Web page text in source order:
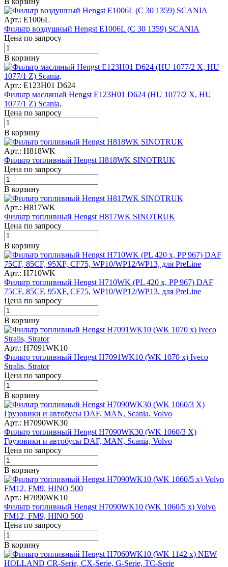
Арт.: E1006L
Фильтр воздушный Hengst E1006L (C 30 1359) SCANIA
Цена по запросу
В корзину
Арт.: E123H01 D624
Фильтр масляный Hengst E123H01 D624 (HU 1077/2 X, HU
1077/1 Z) Scania,
Цена по запросу
В корзину
Арт.: H818WK
Фильтр топливный Hengst H818WK SINOTRUK
Цена по запросу
В корзину
Арт.: H817WK
Фильтр топливный Hengst H817WK SINOTRUK
Цена по запросу
В корзину
Арт.: H710WK
Фильтр топливный Hengst H710WK (PL 420 x, PP 967) DAF
75CF, 85CF, 95XF, CF75, WP10/WP12/WP13, для PreLine
Цена по запросу
В корзину
Арт.: H7091WK10
Фильтр топливный Hengst H7091WK10 (WK 1070 x) Iveco
Stralis, Strator
Цена по запросу
В корзину
Арт.: H7090WK30
Фильтр топливный Hengst H7090WK30 (WK 1060/3 X)
Грузовики и автобусы DAF, MAN, Scania, Volvo
Цена по запросу
В корзину
Арт.: H7090WK10
Фильтр топливный Hengst H7090WK10 (WK 1060/5 x) Volvo
FM12, FM9, HINO 500
Цена по запросу
В корзину